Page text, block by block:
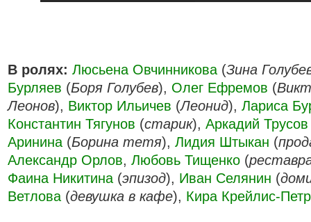
В ролях: Люсьена Овчинникова (Зина
Бурляев (Боря Голубев), Олег Ефремов (
Леонов), Виктор Ильичев (Леонид), Лариса
Константин Тягунов (старик), Аркадий Трусов
Аринина (Борина тетя), Лидия Штыкан (
Александр Орлов, Любовь Тищенко (
Фаина Никитина (эпизод), Иван Селянин (
Ветлова (девушка в кафе), Кира Крейлис-